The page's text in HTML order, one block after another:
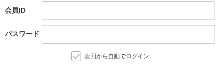
会員ID
パスワード
次回から自動でログイン